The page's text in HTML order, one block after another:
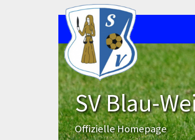
SV Blau-
Offizielle Homepage